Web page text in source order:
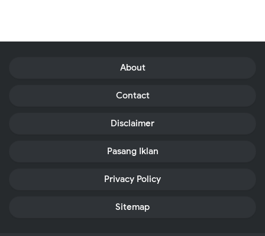
About
Contact
Disclaimer
Pasang Iklan
Privacy Policy
Sitemap